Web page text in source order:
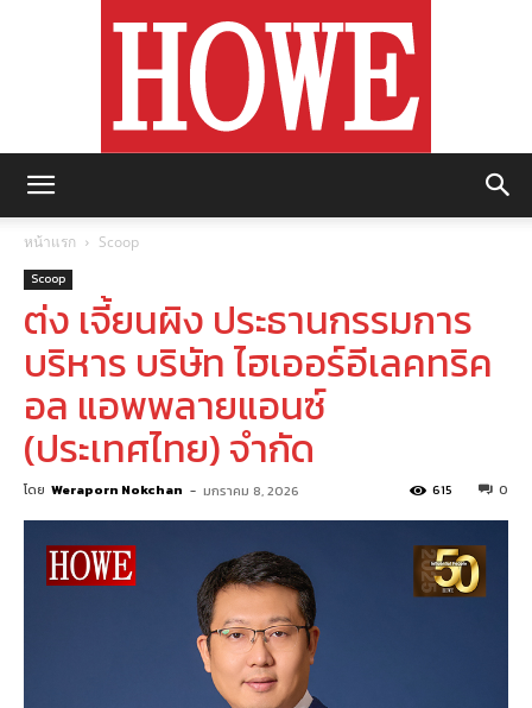
หน้าแรก Scoop
Scoop
ต่ง เจี้ยนผิง ประธานกรรมการ
บริหาร บริษัท ไฮเออร์อีเลคทริค
อล แอพพลายแอนซ์
(ประเทศไทย) จำกัด
โดย Weraporn Nokchan - มกราคม 8, 2026 0
615